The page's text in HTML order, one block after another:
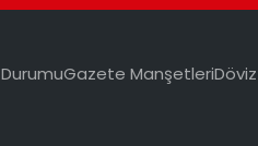
Gazete ManşetleriDöviz